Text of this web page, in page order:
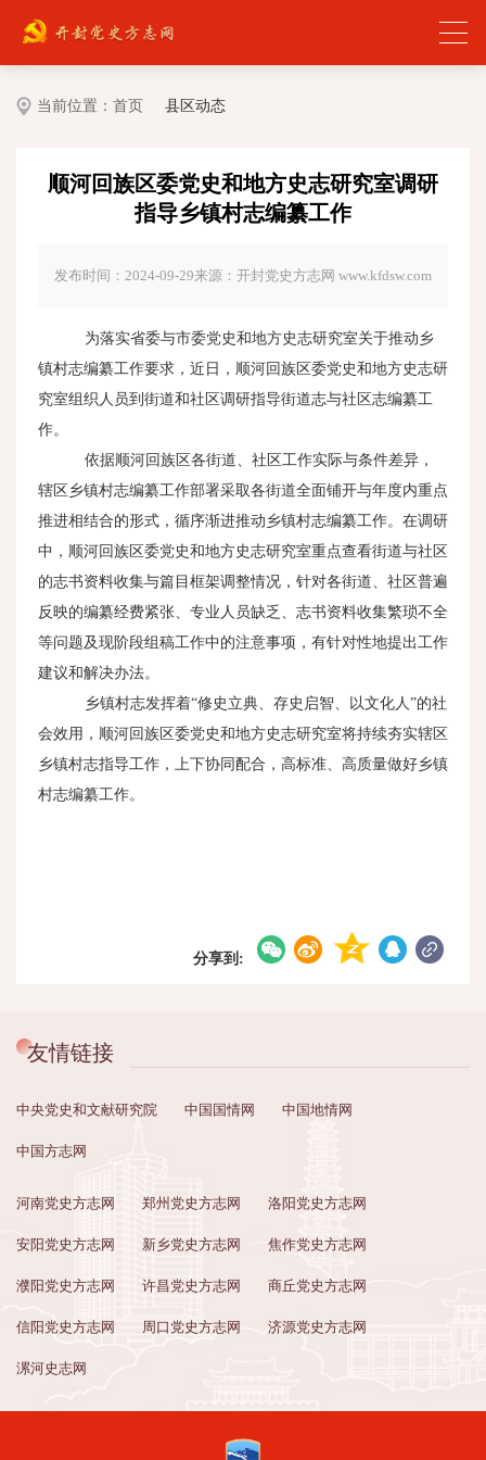
当前位置： 首页 县区动态
顺河回族区委党史和地方史志研究室调研
指导乡镇村志编纂工作
发布时间：2024-09-29来源：开封党史方志网 www.kfdsw.com
为落实省委与市委党史和地方史志研究室关于推动乡
镇村志编纂工作要求，近日，顺河回族区委党史和地方史志研
究室组织人员到街道和社区调研指导街道志与社区志编纂工
作。
依据顺河回族区各街道、社区工作实际与条件差异，
辖区乡镇村志编纂工作部署采取各街道全面铺开与年度内重点
推进相结合的形式，循序渐进推动乡镇村志编纂工作。在调研
中，顺河回族区委党史和地方史志研究室重点查看街道与社区
的志书资料收集与篇目框架调整情况，针对各街道、社区普遍
反映的编纂经费紧张、专业人员缺乏、志书资料收集繁琐不全
等问题及现阶段组稿工作中的注意事项，有针对性地提出工作
建议和解决办法。
乡镇村志发挥着“修史立典、存史启智、以文化人”的社
会效用，顺河回族区委党史和地方史志研究室将持续夯实辖区
乡镇村志指导工作，上下协同配合，高标准、高质量做好乡镇
村志编纂工作。
分享到:
友情链接
中央党史和文献研究院 中国国情网 中国地情网
中国方志网
河南党史方志网 郑州党史方志网 洛阳党史方志网
安阳党史方志网 新乡党史方志网 焦作党史方志网
濮阳党史方志网 许昌党史方志网 商丘党史方志网
信阳党史方志网 周口党史方志网 济源党史方志网
漯河史志网